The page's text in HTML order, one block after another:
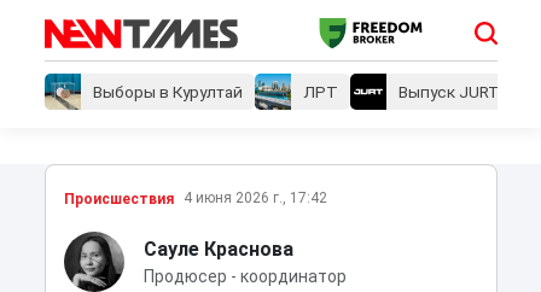
Выборы в Курултай ЛРТ Выпуск JURT
Проиcшествия 4 июня 2026 г., 17:42
Сауле Краснова
Продюсер - координатор